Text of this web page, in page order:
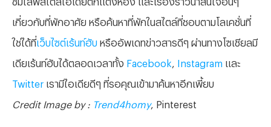
เกี่ยวกับที่พักอาศัย หรือค้นหาที่พักในสไตล์ที่ชอบตามโลเคชั่นที่
ใช่ได้ที่เว็บไซต์เร้นท์ฮับ หรืออัพเดทข่าวสารดีๆ ผ่านทางโซเชียลมี
เดียเร้นท์ฮับได้ตลอดเวลาทั้ง Facebook Instagram และ
Twitter เรามีไอเดียดีๆ ที่รอคุณเข้ามาค้นหาอีกเพี้ยบ
Credit Image by : Trend4homy, Pinterest